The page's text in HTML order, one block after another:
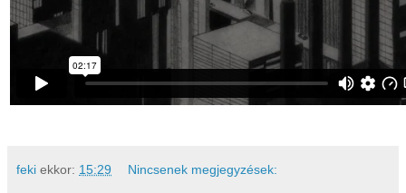
feki ekkor: 15:29 Nincsenek megjegyzések: